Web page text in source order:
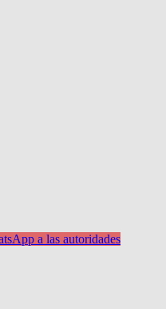
a las autoridades